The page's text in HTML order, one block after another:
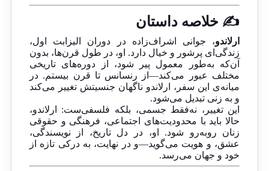
✍️ خلاصه داستان
ارلاندو، جوانی اشراف‌زاده در دوران الیزابت اول،
زندگی‌ای پرشور و خیال دارد. او، در طول قرن‌ها، بدون
آن‌که به‌طور معمول پیر شود، از دوره‌های تاریخی
مختلف عبور می‌کند—از رنسانس تا قرن بیستم. در
میانه‌ی این سفر، ارلاندو ناگهان جنسیتش تغییر می‌کند
و به زنی تبدیل می‌شود.
این تغییر، نه‌فقط جسمی، بلکه فلسفی‌ست: ارلاندو،
حالا باید با محدودیت‌های اجتماعی، فرهنگی و حقوقی
زنان روبه‌رو شود. او، در دل تاریخ، از نویسندگی،
عشق، و هویت می‌گوید—و در نهایت، به درکی تازه از
خود و جهان می‌رسد.